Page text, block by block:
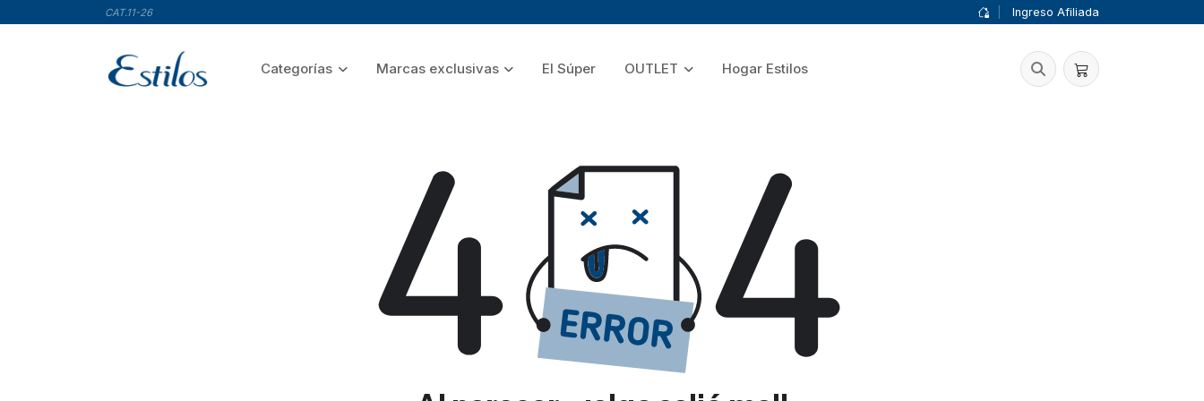
CAT.11-26 Ingreso Afiliada
Categorías Marcas exclusivas El Súper OUTLET Hogar Estilos